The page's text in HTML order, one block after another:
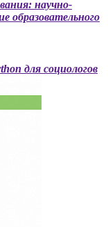
научно-
образовательного
для социологов